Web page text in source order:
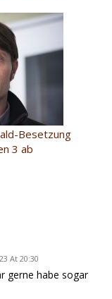
Besetzung
3 ab
At 20:30
gerne habe sogar